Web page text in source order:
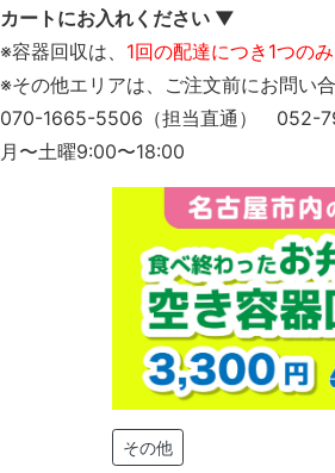
カートにお入れください ▼
※容器回収は、 1回の配達につき1つのみ
※その他エリアは、ご注文前にお問い合
070-1665-5506（担当直通） 052-
月〜土曜9:00〜18:00
その他